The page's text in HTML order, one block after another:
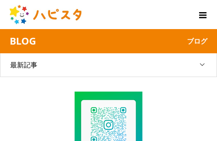
BLOG ブログ
最新記事